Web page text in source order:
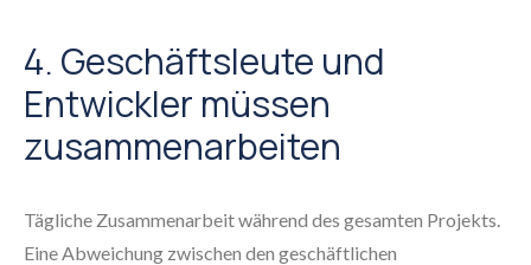
4. Geschäftsleute und
Entwickler müssen
zusammenarbeiten
Tägliche Zusammenarbeit während des gesamten Projekts.
Eine Abweichung zwischen den geschäftlichen